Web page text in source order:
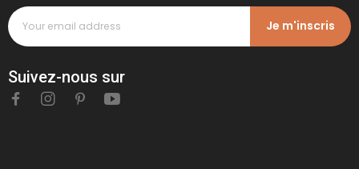
Je m'inscris
Suivez-nous sur